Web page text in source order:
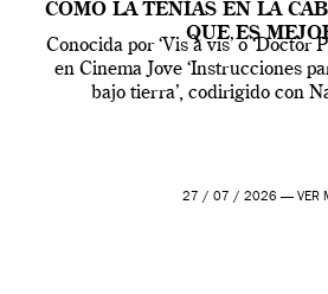
COMO LA TENÍAS EN LA
QUE ES
Conocida por ‘Vis a vis’ o ‘Doctor
en Cinema Jove ‘Instrucciones
bajo tierra’, codirigido con
27 / 07 / 2026 — VER